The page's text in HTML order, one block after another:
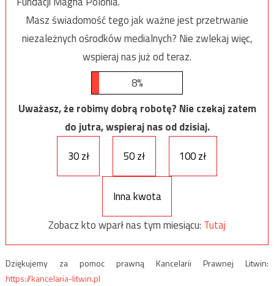
Masz świadomość tego jak ważne jest przetrwanie
niezależnych ośrodków medialnych? Nie zwlekaj więc,
wspieraj nas już od teraz.
8%
Uważasz, że robimy dobrą robotę? Nie czekaj zatem
do jutra, wspieraj nas od dzisiaj.
30 zł
50 zł 100 zł
Inna kwota
Zobacz kto wparł nas tym miesiącu: Tutaj
Dziękujemy za pomoc prawną Kancelarii Prawnej Litwin:
https://kancelaria-litwin.pl